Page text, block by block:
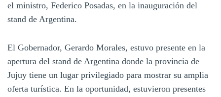
el ministro, Federico Posadas, en la inauguración del
stand de Argentina.
El Gobernador, Gerardo Morales, estuvo presente en la
apertura del stand de Argentina donde la provincia de
Jujuy tiene un lugar privilegiado para mostrar su amplia
oferta turística. En la oportunidad, estuvieron presentes